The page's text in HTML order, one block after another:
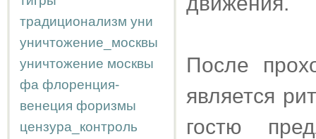
традиционализм уни
уничтожение_москвы
уничтожение москвы
фа флоренция-
венеция форизмы
цензура_контроль
После
является
гостю